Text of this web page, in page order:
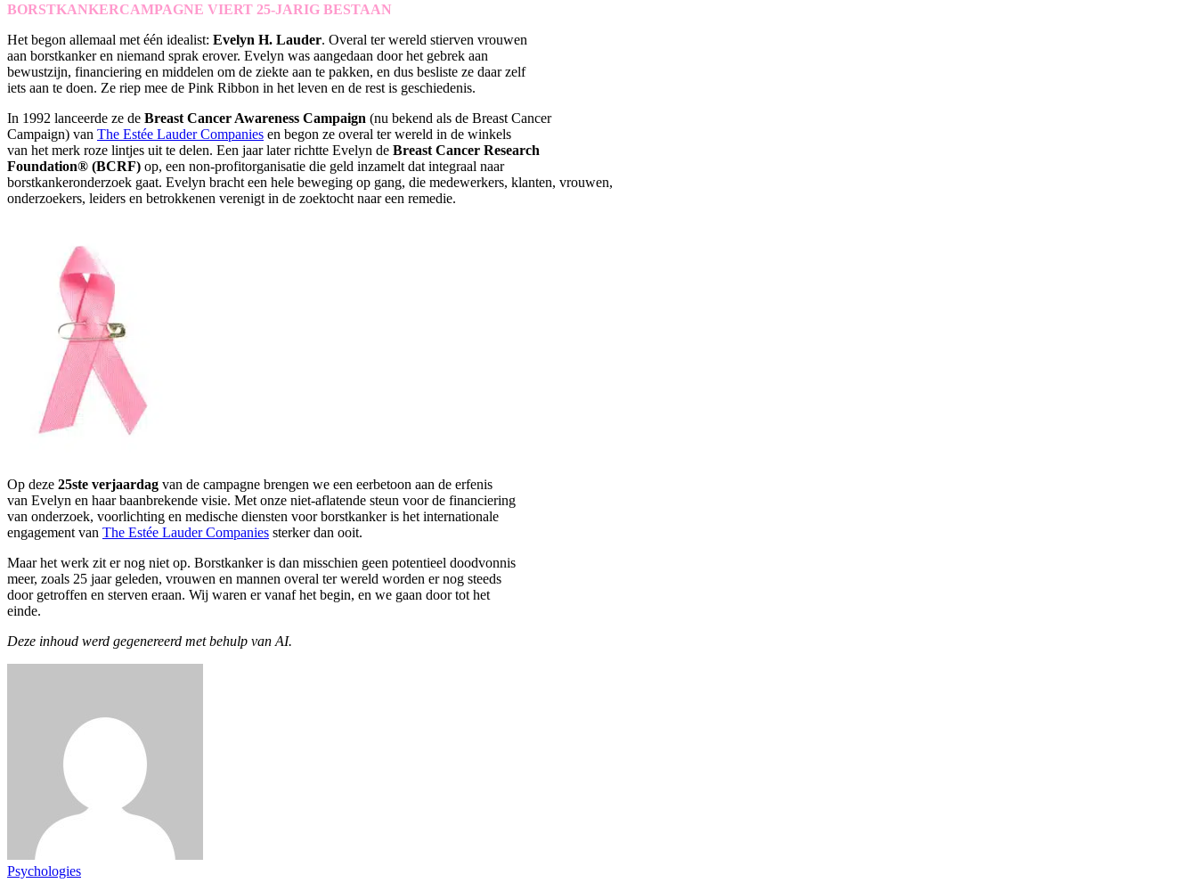
BORSTKANKERCAMPAGNE VIERT 25-JARIG BESTAAN
Het begon allemaal met één idealist: Evelyn H. Lauder. Overal ter wereld stierven vrouwen
aan borstkanker en niemand sprak erover. Evelyn was aangedaan door het gebrek aan
bewustzijn, financiering en middelen om de ziekte aan te pakken, en dus besliste ze daar zelf
iets aan te doen. Ze riep mee de Pink Ribbon in het leven en de rest is geschiedenis.
In 1992 lanceerde ze de Breast Cancer Awareness Campaign (nu bekend als de Breast Cancer
Campaign) van The Estée Lauder Companies en begon ze overal ter wereld in de winkels
van het merk roze lintjes uit te delen. Een jaar later richtte Evelyn de Breast Cancer Research
Foundation® (BCRF) op, een non-profitorganisatie die geld inzamelt dat integraal naar
borstkankeronderzoek gaat. Evelyn bracht een hele beweging op gang, die medewerkers, klanten, vrouwen,
onderzoekers, leiders en betrokkenen verenigt in de zoektocht naar een remedie.
Op deze 25ste verjaardag van de campagne brengen we een eerbetoon aan de erfenis
van Evelyn en haar baanbrekende visie. Met onze niet-aflatende steun voor de financiering
van onderzoek, voorlichting en medische diensten voor borstkanker is het internationale
engagement van The Estée Lauder Companies sterker dan ooit.
Maar het werk zit er nog niet op. Borstkanker is dan misschien geen potentieel doodvonnis
meer, zoals 25 jaar geleden, vrouwen en mannen overal ter wereld worden er nog steeds
door getroffen en sterven eraan. Wij waren er vanaf het begin, en we gaan door tot het
einde.
Deze inhoud werd gegenereerd met behulp van AI.
Psychologies